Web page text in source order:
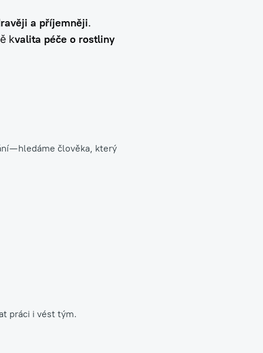
a příjemněji.
kvalita péče o rostliny
— hledáme člověka, který
práci i vést tým.